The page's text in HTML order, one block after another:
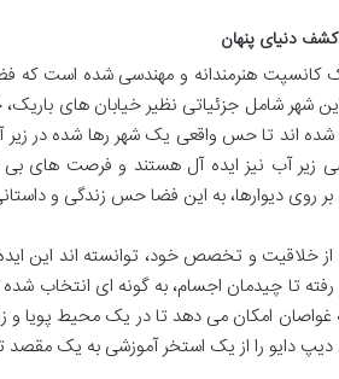
دنیای پنهان
کانسپت هنرمندانه و مهندسی شده است که
شهر شامل جزئیاتی نظیر خیابان های
اند تا حس واقعی یک شهر رها شده در زیر آب
زیر آب نیز ایده آل هستند و فرصت های
روی دیوارها، به این فضا حس زندگی و
از خلاقیت و تخصص خود، توانسته اند این
رفته تا چیدمان اجسام، به گونه ای انتخاب
غواصان امکان می دهد تا در یک محیط پویا
دیپ دایو را از یک استخر آموزشی به یک